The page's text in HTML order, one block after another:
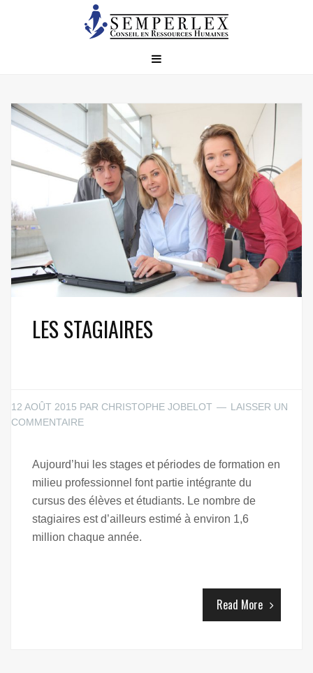
LES STAGIAIRES
12 AOÛT 2015 PAR CHRISTOPHE JOBELOT
LAISSER UN
COMMENTAIRE
Aujourd’hui les stages et périodes de formation en
milieu professionnel font partie intégrante du
cursus des élèves et étudiants. Le nombre de
stagiaires est d’ailleurs estimé à environ 1,6
million chaque année.
Read More